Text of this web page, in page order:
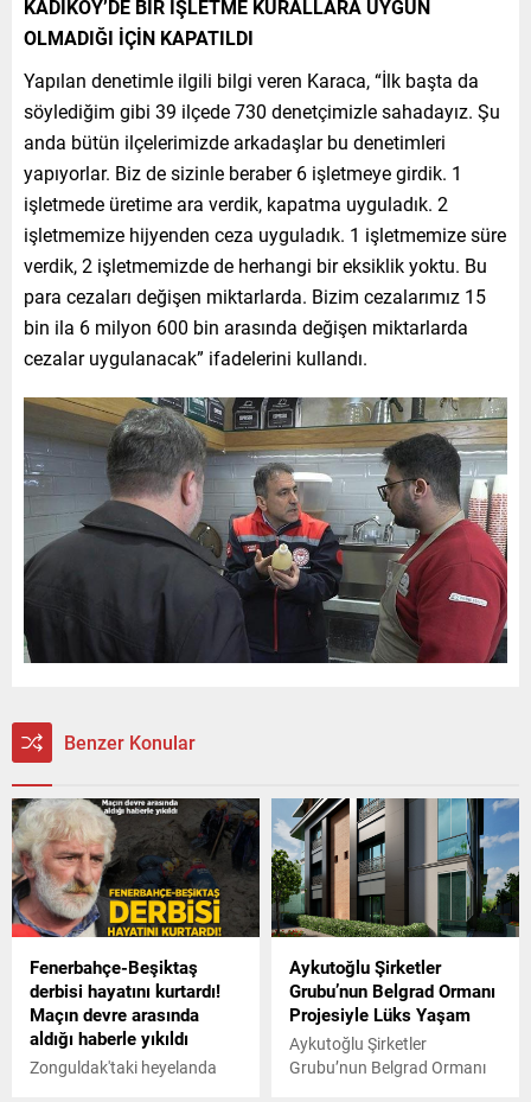
KADIKÖY’DE BİR İŞLETME KURALLARA UYGUN
OLMADIĞI İÇİN KAPATILDI
Yapılan denetimle ilgili bilgi veren Karaca, “İlk başta da
söylediğim gibi 39 ilçede 730 denetçimizle sahadayız. Şu
anda bütün ilçelerimizde arkadaşlar bu denetimleri
yapıyorlar. Biz de sizinle beraber 6 işletmeye girdik. 1
işletmede üretime ara verdik, kapatma uyguladık. 2
işletmemize hijyenden ceza uyguladık. 1 işletmemize süre
verdik, 2 işletmemizde de herhangi bir eksiklik yoktu. Bu
para cezaları değişen miktarlarda. Bizim cezalarımız 15
bin ila 6 milyon 600 bin arasında değişen miktarlarda
cezalar uygulanacak” ifadelerini kullandı.
Benzer Konular
Fenerbahçe-Beşiktaş
derbisi hayatını kurtardı!
Maçın devre arasında
aldığı haberle yıkıldı
Zonguldak'taki heyelanda
Aykutoğlu Şirketler
Grubu’nun Belgrad Ormanı
Projesiyle Lüks Yaşam
Aykutoğlu Şirketler
Grubu’nun Belgrad Ormanı